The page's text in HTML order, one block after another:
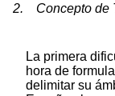
2. Concepto de
La primera
hora de
delimitar su